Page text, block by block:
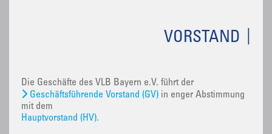
VORSTAND
Die Geschäfte des VLB Bayern e.V. führt der
Geschäftsführende Vorstand (GV) in enger Abstimmung
mit dem
Hauptvorstand (HV).